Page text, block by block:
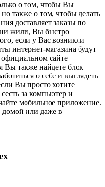
о том, чтобы Вы
также о том, чтобы делать
доставляет заказы по
ни жили, Вы быстро
если у Вас возникли
интернет-магазина будут
сайте
Вы также найдете блок
о себе и выглядеть
Вы просто хотите
за компьютер и
мобильное приложение.
домой или даже в